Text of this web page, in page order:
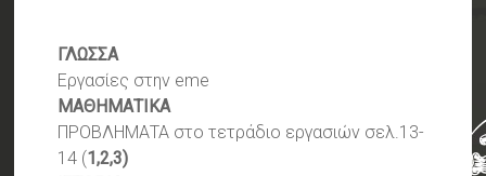
ΓΛΩΣΣΑ
Εργασίες στην eme
MΑΘΗΜΑΤΙΚΑ
ΠΡΟΒΛΗΜΑΤΑ στο τετράδιο εργασιών σελ.13-
14 (1,2,3)